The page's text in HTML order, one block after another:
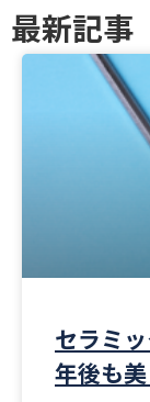
最新記事
セラミ
年後も